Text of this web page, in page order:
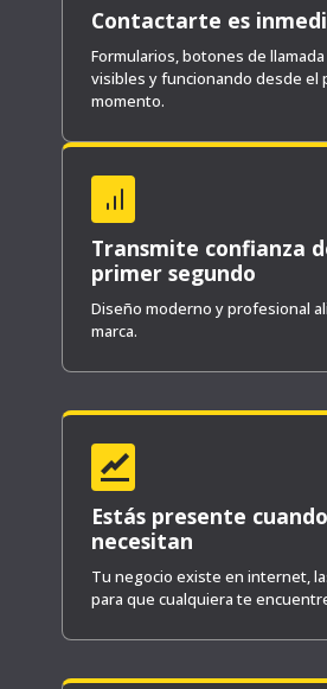
Contactarte es
Formularios, botones de
visibles y funcionando desde el
momento.
Transmite confianza
primer segundo
Diseño moderno y profesional
marca.
Estás presente
necesitan
Tu negocio existe en internet,
para que cualquiera te